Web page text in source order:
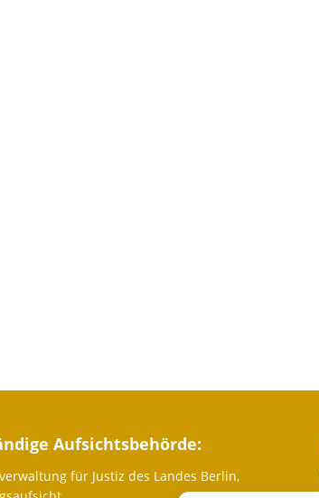
Aufsichtsbehörde:
für Justiz des Landes Berlin,